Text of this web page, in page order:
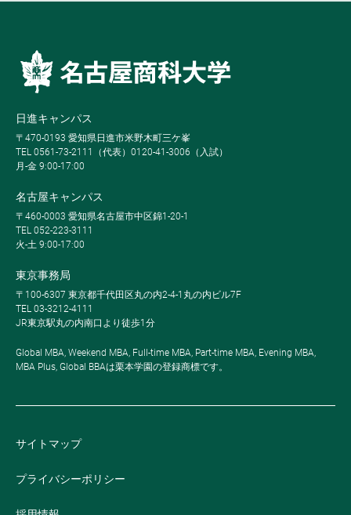
日進キャンパス
〒470-0193 愛知県日進市米野木町三ケ峯
TEL 0561-73-2111（代表）0120-41-3006（入試）
月-金 9:00-17:00
名古屋キャンパス
〒460-0003 愛知県名古屋市中区錦1-20-1
TEL 052-223-3111
火-土 9:00-17:00
東京事務局
〒100-6307 東京都千代田区丸の内2-4-1丸の内ビル7F
TEL 03-3212-4111
JR東京駅丸の内南口より徒歩1分
Global MBA, Weekend MBA, Full-time MBA, Part-time MBA, Evening MBA,
MBA Plus, Global BBAは栗本学園の登録商標です。
サイトマップ
プライバシーポリシー